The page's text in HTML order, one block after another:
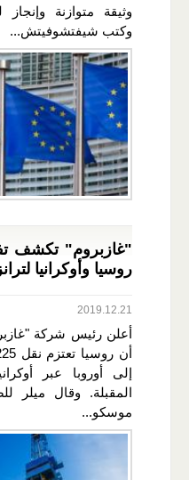
وثيقة متوازنة
وكتب شيفتشوفيتش...
"غازبروم" تكشف
روسيا وأوكرانيا
2019.12.21
أعلن رئيس شركة
إلى أوروبا عبر
المقبلة. وقال ميلر
موسكو...